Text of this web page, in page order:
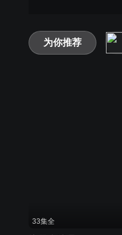
为你推荐
33集全